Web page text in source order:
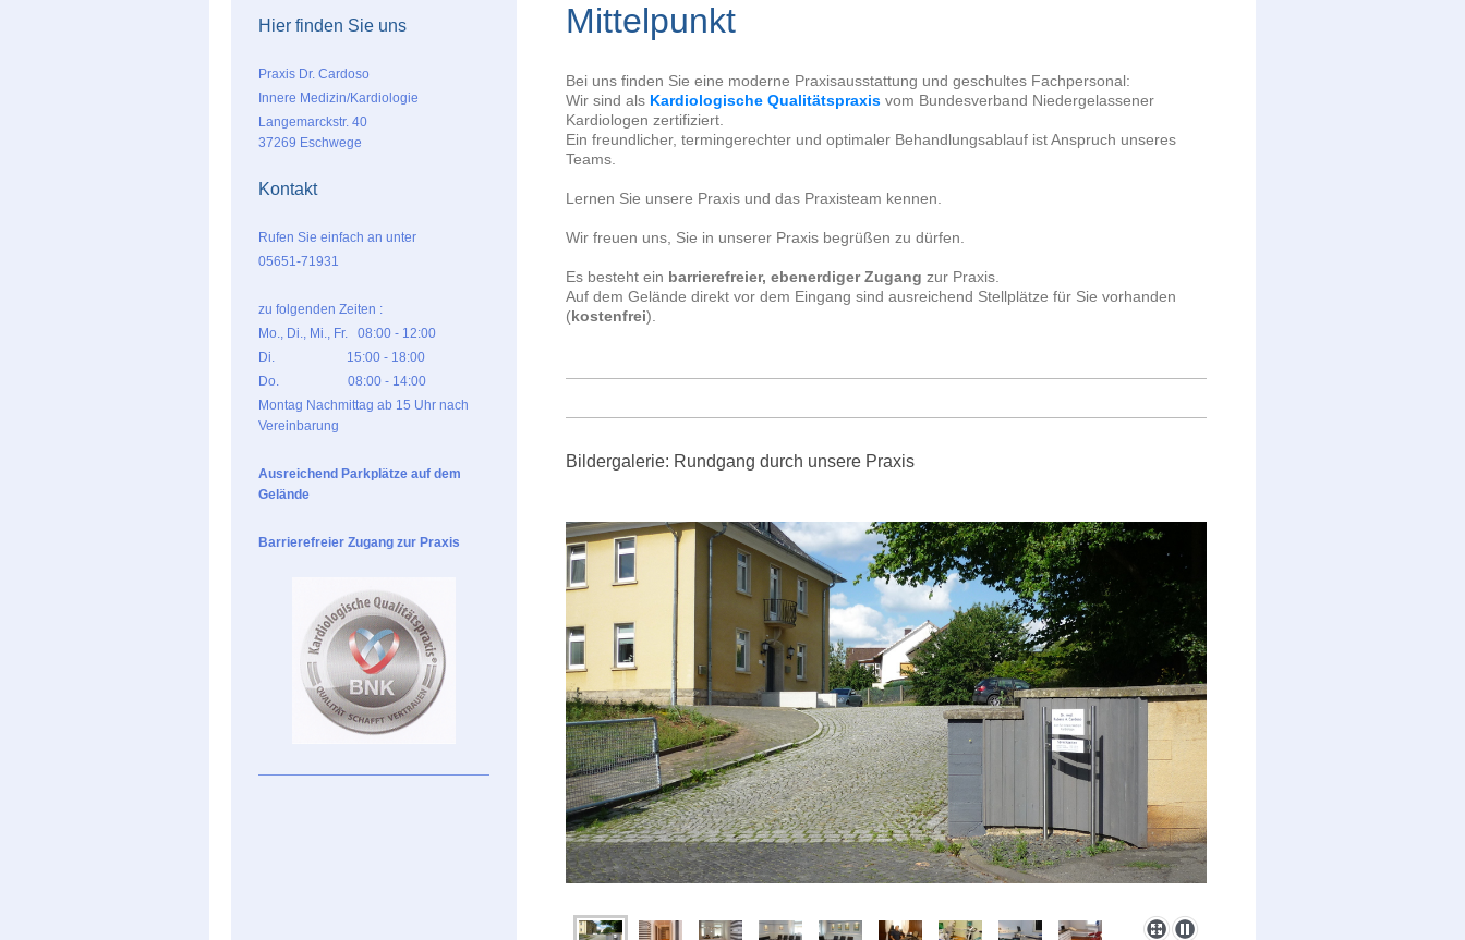
Mittelpunkt
Bei uns finden Sie eine moderne Praxisausstattung und geschultes Fachpersonal:
Wir sind als Kardiologische Qualitätspraxis vom Bundesverband Niedergelassener
Kardiologen zertifiziert.
Ein freundlicher, termingerechter und optimaler Behandlungsablauf ist Anspruch unseres
Teams.
Lernen Sie unsere Praxis und das Praxisteam kennen.
Wir freuen uns, Sie in unserer Praxis begrüßen zu dürfen.
Es besteht ein barrierefreier, ebenerdiger Zugang zur Praxis.
Auf dem Gelände direkt vor dem Eingang sind ausreichend Stellplätze für Sie vorhanden
(kostenfrei).
Bildergalerie: Rundgang durch unsere Praxis
Hier finden Sie uns
Praxis Dr. Cardoso
Innere Medizin/Kardiologie
Langemarckstr. 40
37269 Eschwege
Kontakt
Rufen Sie einfach an unter
05651-71931
zu folgenden Zeiten :
Mo., Di., Mi., Fr. 08:00 - 12:00
Di. 15:00 - 18:00
Do. 08:00 - 14:00
Montag Nachmittag ab 15 Uhr nach
Vereinbarung
Ausreichend Parkplätze auf dem
Gelände
Barrierefreier Zugang zur Praxis